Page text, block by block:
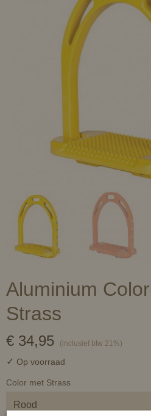
Aluminium
Strass
€ 34,95 (inclusief btw 21%)
✓ Op voorraad
Color met Strass